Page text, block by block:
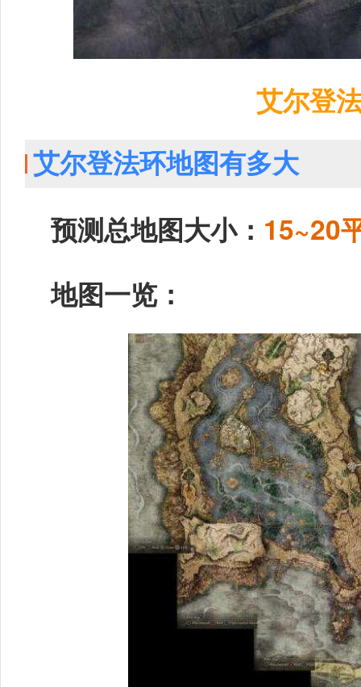
艾尔登
艾尔登法环地图有多大
预测总地图大小： 15~20
地图一览：